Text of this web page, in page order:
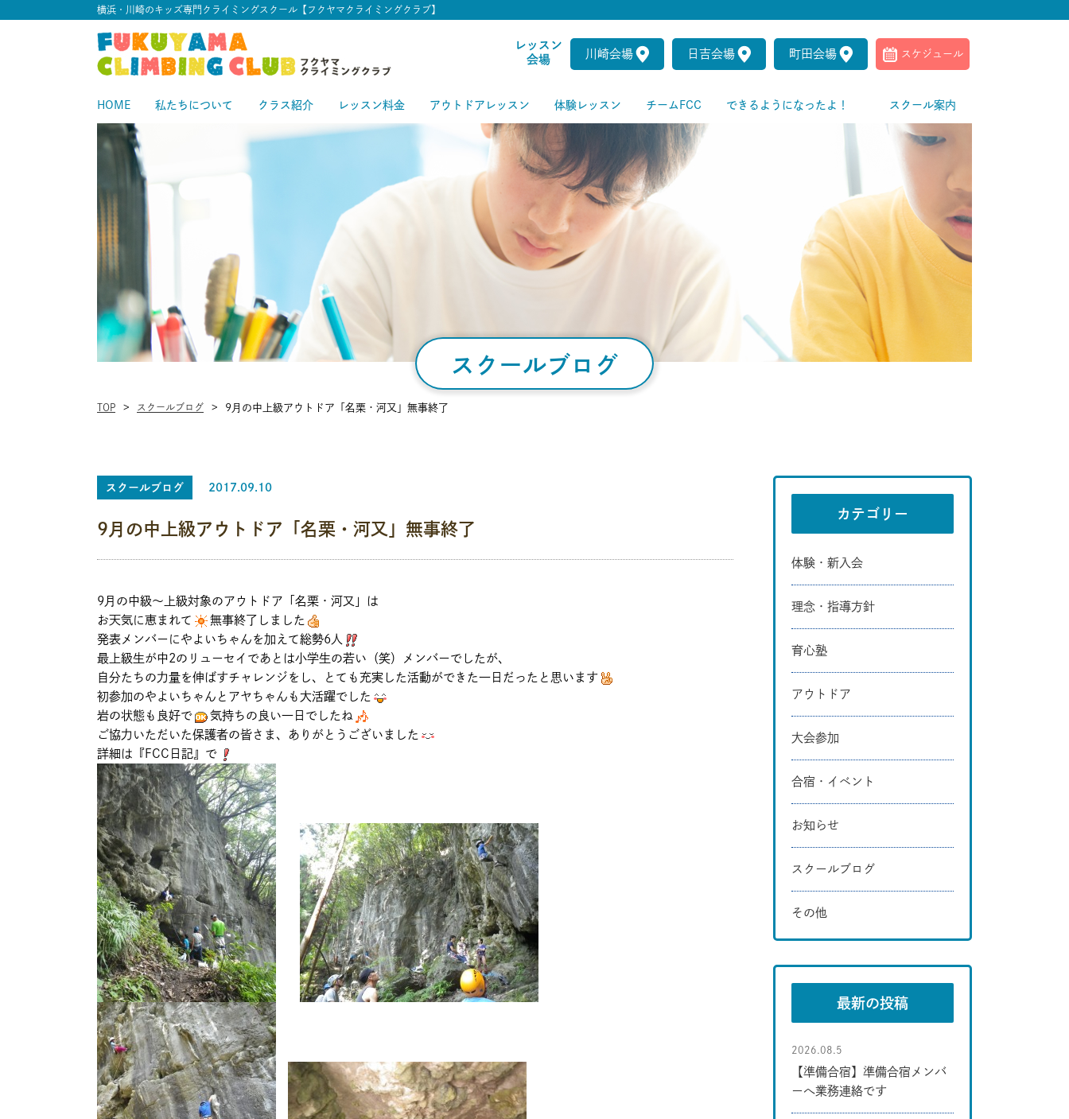
横浜・川崎のキッズ専門クライミングスクール【フクヤマクライミングクラブ】
レッスン
会場
川崎会場 日吉会場 町田会場 スケジュール
HOME 私たちについて クラス紹介 レッスン料金 アウトドアレッスン 体験レッスン チームFCC できるようになったよ！ スクール案内
スクールブログ
TOP スクールブログ 9月の中上級アウトドア「名栗・河又」無事終了
スクールブログ 2017.09.10
9月の中上級アウトドア「名栗・河又」無事終了
9月の中級～上級対象のアウトドア「名栗・河又」は
お天気に恵まれて
無事終了しました
発表メンバーにやよいちゃんを加えて総勢6人
最上級生が中2のリューセイであとは小学生の若い（笑）メンバーでしたが、
自分たちの力量を伸ばすチャレンジをし、とても充実した活動ができた一日だったと思います
初参加のやよいちゃんとアヤちゃんも大活躍でした
岩の状態も良好で
気持ちの良い一日でしたね
ご協力いただいた保護者の皆さま、ありがとうございました
詳細は『FCC日記』で
カテゴリー
体験・新入会
理念・指導方針
育心塾
アウトドア
大会参加
合宿・イベント
お知らせ
スクールブログ
その他
最新の投稿
【準備合宿】準備合宿メンバ
ーへ業務連絡です
2026.08.5